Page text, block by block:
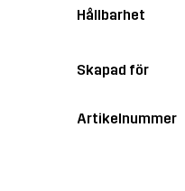
Hållbarhet
Skapad för
Artikelnummer